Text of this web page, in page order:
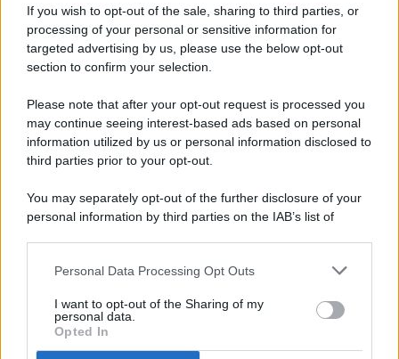
If you wish to opt-out of the sale, sharing to third parties, or
processing of your personal or sensitive information for
targeted advertising by us, please use the below opt-out
section to confirm your selection.
Please note that after your opt-out request is processed you
may continue seeing interest-based ads based on personal
information utilized by us or personal information disclosed to
third parties prior to your opt-out.
You may separately opt-out of the further disclosure of your
personal information by third parties on the IAB’s list of
This information may also be disclosed by us to third parties
disclose it to other third parties.
Personal Data Processing Opt Outs
I want to opt-out of the Sharing of my
personal data.
Opted In
© 2026 - Pianeta Design - P.IVA 04827280654 - Testata
Registrata Al Tribunale Di Nocera Inferiore N. 8/2020 - RG N.
ISCRIZIONE AL ROC N. 35792 – ISCRITTA ALL’ANSO
(ASSOCIAZIONE NAZIONALE STAMPA ONLINE)
PREFERENZE PRIVACY